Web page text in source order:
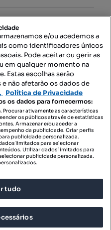
NA:
OLX Portugal, S.A.
e/ou acedemos a
como identificadores únicos
Pode aceitar ou gerir as
em qualquer momento na
Estas escolhas serão
não afetarão os dados de
Política de Privacidade
os dados para fornecermos:
ativamente as características
os públicos através de estatísticas
Armazenar e/ou aceder a
da publicidade. Criar perfis
publicidade personalizada.
limitados para selecionar
Utilizar dados limitados para
publicidade personalizada.
tudo